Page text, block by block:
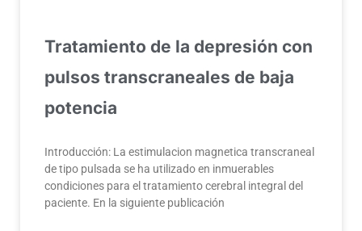
Tratamiento de la depresión con
pulsos transcraneales de baja
potencia
Introducción: La estimulacion magnetica transcraneal
de tipo pulsada se ha utilizado en inmuerables
condiciones para el tratamiento cerebral integral del
paciente. En la siguiente publicación